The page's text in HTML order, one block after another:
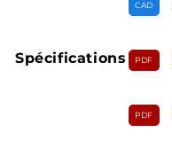
Spécifications